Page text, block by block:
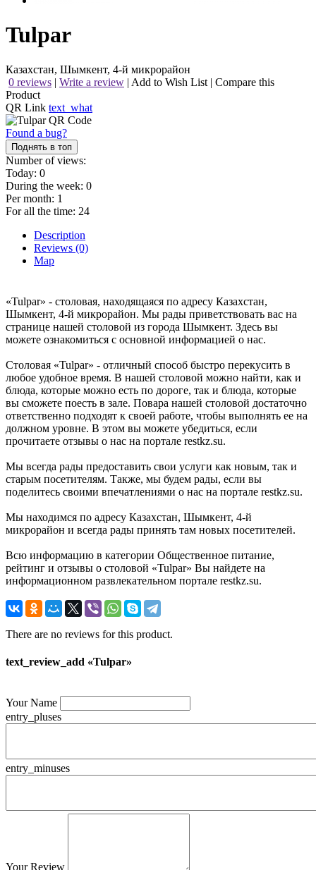
Tulpar
Казахстан, Шымкент, 4-й микрорайон
0 reviews | Write a review | Add to Wish List | Compare this
Product
QR Link text_what
Found a bug?
Поднять в топ
Number of views:
Today: 0
During the week: 0
Per month: 1
For all the time: 24
Description
Reviews (0)
Map
«Tulpar» - столовая, находящаяся по адресу Казахстан,
Шымкент, 4-й микрорайон. Мы рады приветствовать вас на
странице нашей столовой из города Шымкент. Здесь вы
можете ознакомиться с основной информацией о нас.
Столовая «Tulpar» - отличный способ быстро перекусить в
любое удобное время. В нашей столовой можно найти, как и
блюда, которые можно есть по дороге, так и блюда, которые
вы сможете поесть в зале. Повара нашей столовой достаточно
ответственно подходят к своей работе, чтобы выполнять ее на
должном уровне. В этом вы можете убедиться, если
прочитаете отзывы о нас на портале restkz.su.
Мы всегда рады предоставить свои услуги как новым, так и
старым посетителям. Также, мы будем рады, если вы
поделитесь своими впечатлениями о нас на портале restkz.su.
Мы находимся по адресу Казахстан, Шымкент, 4-й
микрорайон и всегда рады принять там новых посетителей.
Всю информацию в категории Общественное питание,
рейтинг и отзывы о столовой «Tulpar» Вы найдете на
информационном развлекательном портале restkz.su.
There are no reviews for this product.
text_review_add «Tulpar»
Your Name
entry_pluses
entry_minuses
Your Review